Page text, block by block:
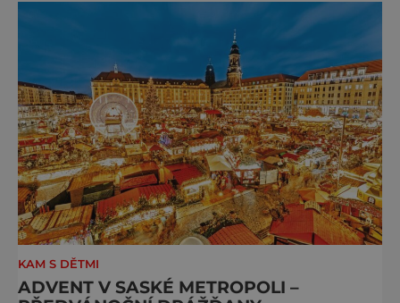
Matyáše Bernarda Brauna nejen z Kuksu.
Výstava Braunova socha loutkou představuje
padesát autorských loutek řezbáře a scénog
KAM S DĚTMI
ADVENT V SASKÉ METROPOLI –